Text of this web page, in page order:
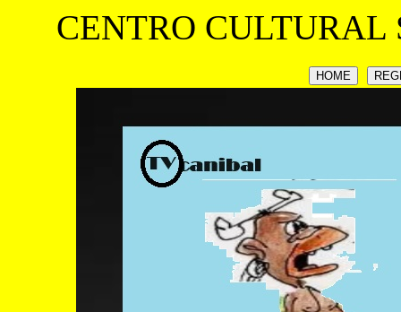
CENTRO CULTURAL
HOME